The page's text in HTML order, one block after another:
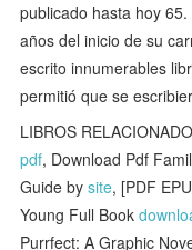
publicado hasta hoy
años del inicio de su
escrito innumerables
permitió que se
LIBROS
pdf, Download Pdf
Guide bysite, [PDF
Young Full Book
Purrfect: A Graphic